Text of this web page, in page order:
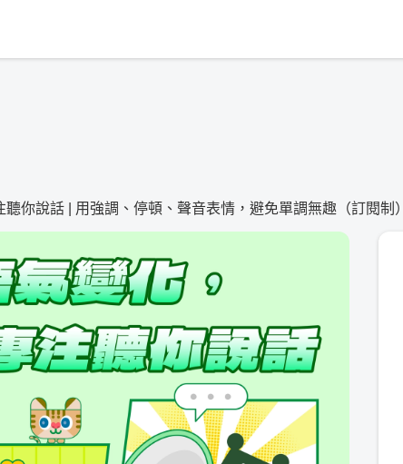
你說話 | 用強調、停頓、聲音表情，避免單調無趣（訂閱制）